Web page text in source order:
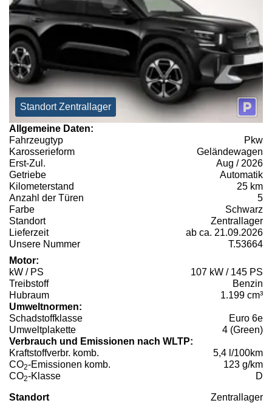
Standort Zentrallager
Allgemeine Daten:
Fahrzeugtyp
Pkw
Karosserieform
Geländewagen
Erst-Zul.
Aug / 2026
Getriebe
Automatik
Kilometerstand
25 km
Anzahl der Türen
5
Farbe
Schwarz
Standort
Zentrallager
Lieferzeit
ab ca. 21.09.2026
Unsere Nummer
T.53664
Motor:
kW / PS
107 kW / 145 PS
Treibstoff
Benzin
Hubraum
1.199 cm³
Umweltnormen:
Schadstoffklasse
Euro 6e
Umweltplakette
4 (Green)
Verbrauch und Emissionen nach WLTP:
Kraftstoffverbr. komb.
5,4 l/100km
CO2-Emissionen komb.
123 g/km
CO2-Klasse D
Standort Zentrallager